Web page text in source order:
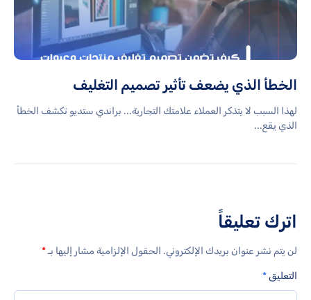
الخطأ الذي يضعف تأثير تصميم التغليف
لهذا السبب لا يتذكر العملاء علامتك التجارية... براندي ستديو تكشف الخطأ
الذي يقع...
اترك تعليقاً
لن يتم نشر عنوان بريدك الإلكتروني. الحقول الإلزامية مشار إليها بـ*
التعليق*